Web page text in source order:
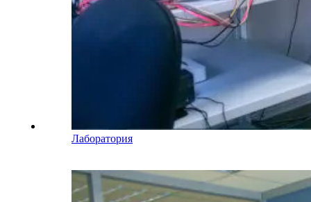
Лаборатория